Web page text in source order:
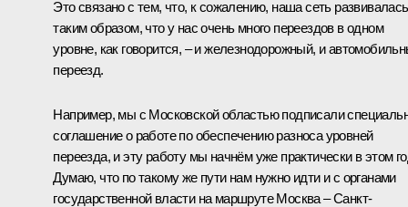
Это связано с тем, что, к сожалению, наша сеть развивалась
таким образом, что у нас очень много переездов в одном
уровне, как говорится, – и железнодорожный, и
переезд.
Например, мы с Московской областью подписали
соглашение о работе по обеспечению разноса уровней
переезда, и эту работу мы начнём уже практически в этом
Думаю, что по такому же пути нам нужно идти и с органами
государственной власти на маршруте Москва – Санкт-